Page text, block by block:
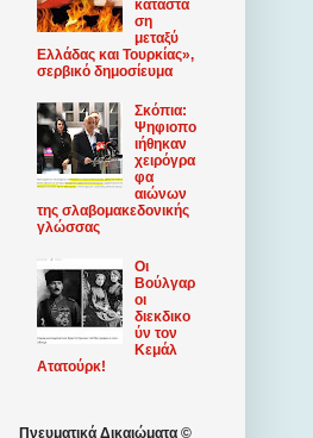
κατάστα
ση
μεταξύ
Ελλάδας και Τουρκίας»,
σερβικό δημοσίευμα
Σκόπια:
Ψηφιοπο
ιήθηκαν
χειρόγρα
φα
αιώνων
της σλαβομακεδονικής
γλώσσας
Οι
Βούλγαρ
οι
διεκδικο
ύν τον
Κεμάλ
Ατατούρκ!
Πνευματικά Δικαιώματα ©